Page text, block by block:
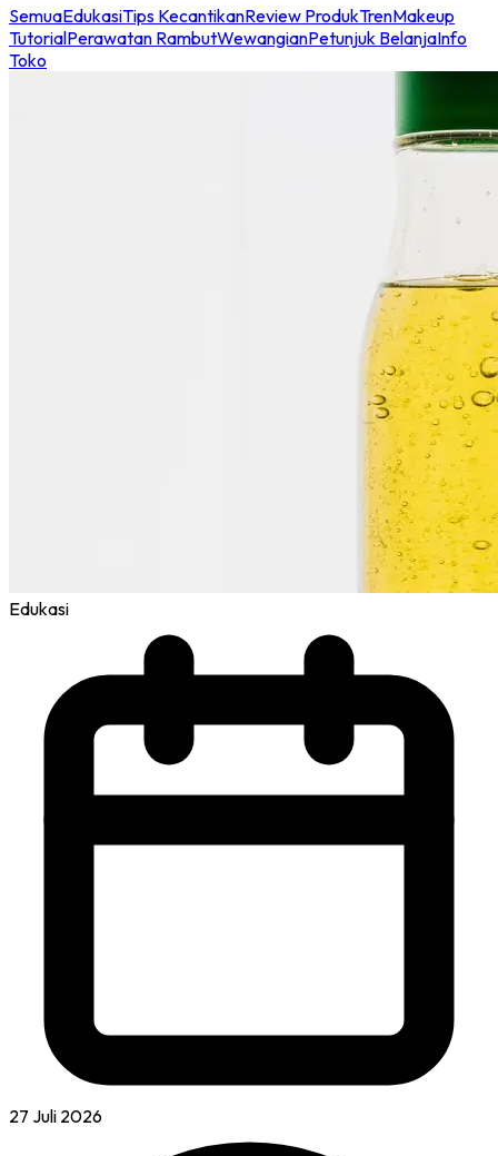
SemuaEdukasiTips KecantikanReview ProdukTrenMakeup
TutorialPerawatan RambutWewangianPetunjuk BelanjaInfo
Toko
Edukasi
27 Juli 2026